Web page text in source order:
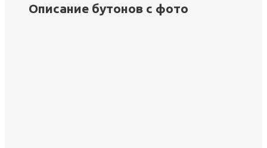
Описание бутонов с фото